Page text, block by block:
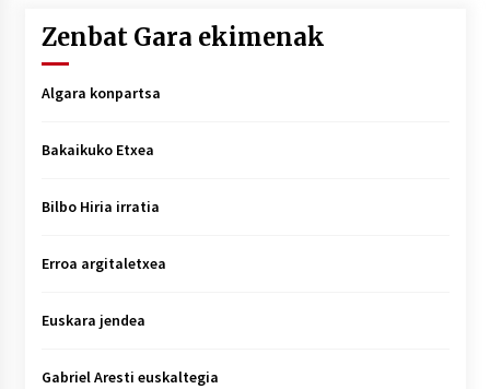
Zenbat Gara ekimenak
Algara konpartsa
Bakaikuko Etxea
Bilbo Hiria irratia
Erroa argitaletxea
Euskara jendea
Gabriel Aresti euskaltegia